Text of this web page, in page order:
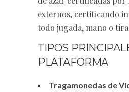
externos, certificando
todo jugada, mano o
TIPOS
PLATAFORMA
Tragamonedas de